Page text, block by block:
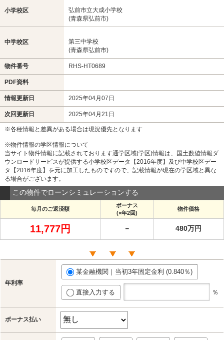
小学校区
弘前市立大成小学校
(青森県弘前市)
中学校区
第三中学校
(青森県弘前市)
物件番号 RHS-HT0689
PDF資料
情報更新日 2025年04月07日
次回更新日 2025年04月21日
※各種情報と差異がある場合は現況優先となります
※物件情報の学区情報について
当サイト物件情報に記載されております通学区域(学区)情報は、国土数値情報ダ
ウンロードサービスが提供する小学校区データ【2016年度】及び中学校区デー
タ【2016年度】を元に加工したものですので、記載情報が現在の学区域と異な
る場合がございます。
この物件でローンシミュレーションする
毎月のご返済額
ボーナス
(×年2回)
物件価格
11,777円 － 480万円
年利率
某金融機関｜当初3年固定金利 (0.840％)
直接入力する ％
ボーナス払い